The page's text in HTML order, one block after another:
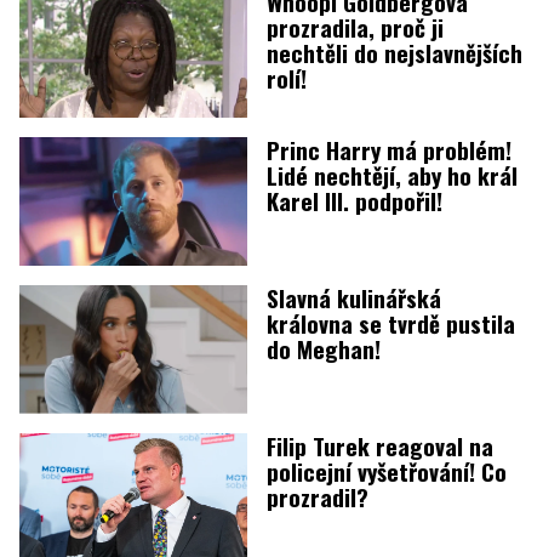
prozradila, proč ji
nechtěli do nejslavnějších
rolí!
Princ Harry má problém!
Lidé nechtějí, aby ho král
Karel III. podpořil!
Slavná kulinářská
královna se tvrdě pustila
do Meghan!
Filip Turek reagoval na
policejní vyšetřování! Co
prozradil?